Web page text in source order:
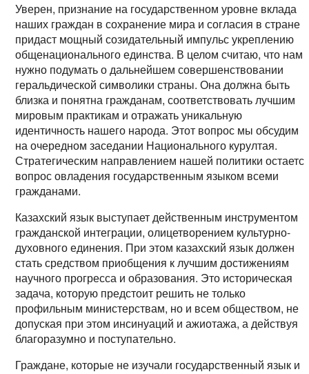
Уверен, признание на государственном уровне вклада
наших граждан в сохранение мира и согласия в стране
придаст мощный созидательный импульс укреплению
общенационального единства. В целом считаю, что нам
нужно подумать о дальнейшем совершенствовании
геральдической символики страны. Она должна быть
близка и понятна гражданам, соответствовать лучшим
мировым практикам и отражать уникальную
идентичность нашего народа. Этот вопрос мы обсудим
на очередном заседании Национального курултая.
Стратегическим направлением нашей политики
вопрос овладения государственным языком всеми
гражданами.
Казахский язык выступает действенным инструментом
гражданской интеграции, олицетворением культурно-
духовного единения. При этом казахский язык должен
стать средством приобщения к лучшим достижениям
научного прогресса и образования. Это историческая
задача, которую предстоит решить не только
профильным министерствам, но и всем обществом, не
допуская при этом инсинуаций и ажиотажа, а действуя
благоразумно и поступательно.
Граждане, которые не изучали государственный язык и